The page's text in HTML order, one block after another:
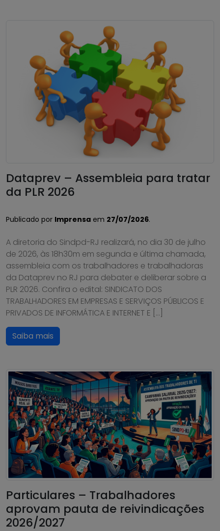
Dataprev – Assembleia para tratar
da PLR 2026
Publicado por Imprensa em 27/07/2026.
A diretoria do Sindpd-RJ realizará, no dia 30 de julho
de 2026, às 18h30m em segunda e última chamada,
assembleia com os trabalhadores e trabalhadoras
da Dataprev no RJ para debater e deliberar sobre a
PLR 2026. Confira o edital: SINDICATO DOS
TRABALHADORES EM EMPRESAS E SERVIÇOS PÚBLICOS E
PRIVADOS DE INFORMÁTICA E INTERNET E […]
Saiba mais
Particulares – Trabalhadores
aprovam pauta de reivindicações
2026/2027